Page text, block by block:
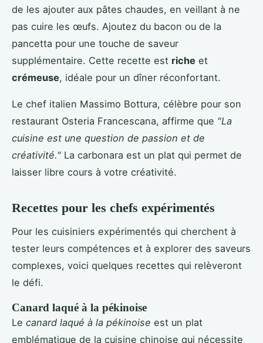
de les ajouter aux pâtes chaudes, en veillant à ne
pas cuire les œufs. Ajoutez du bacon ou de la
pancetta pour une touche de saveur
supplémentaire. Cette recette est riche et
crémeuse, idéale pour un dîner réconfortant.
Le chef italien Massimo Bottura, célèbre pour son
restaurant Osteria Francescana, affirme que "La
cuisine est une question de passion et de
créativité." La carbonara est un plat qui permet de
laisser libre cours à votre créativité.
Recettes pour les chefs expérimentés
Pour les cuisiniers expérimentés qui cherchent à
tester leurs compétences et à explorer des saveurs
complexes, voici quelques recettes qui relèveront
le défi.
Canard laqué à la pékinoise
Le canard laqué à la pékinoise est un plat
emblématique de la cuisine chinoise qui nécessite